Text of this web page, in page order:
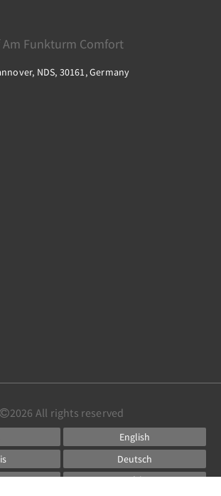
Funkturm Comfort
NDS, 30161, Germany
2026 All rights reserved
English
Deutsch
日本語